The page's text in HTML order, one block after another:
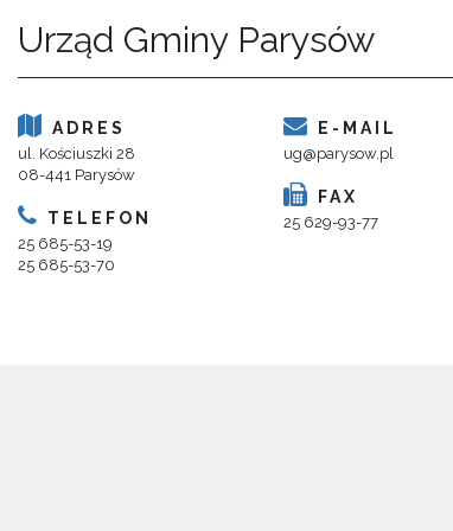
Urząd Gminy Parysów
ADRES
ul. Kościuszki 28
08-441 Parysów
TELEFON
25 685-53-19
25 685-53-70
E-MAIL
ug@parysow.pl
FAX
25 629-93-77